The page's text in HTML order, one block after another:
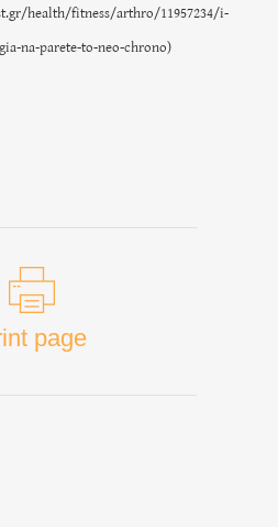
health/fitness/arthro/11957234/i-
na-parete-to-neo-chrono)
page